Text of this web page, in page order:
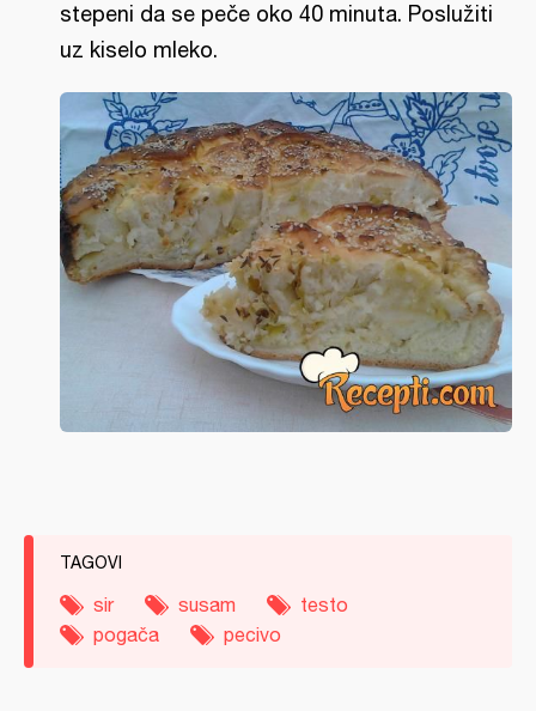
stepeni da se peče oko 40 minuta. Poslužiti
uz kiselo mleko.
TAGOVI
sir susam
testo
pogača
pecivo